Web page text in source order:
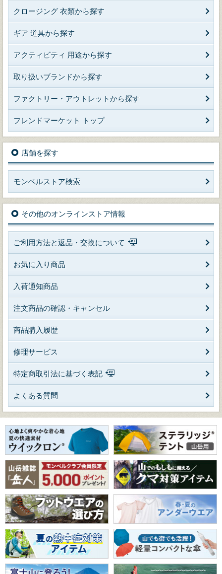
クロージング 衣類から探す
ギア 道具から探す
アクティビティ 用途から探す
取り扱いブランドから探す
ファクトリー・アウトレットから探す
フレンドマーケット トップ
店舗を探す
モンベルストア検索
その他のオンラインストア情報
ご利用方法と返品・交換について
お気に入り商品
入荷通知商品
注文商品の確認・キャンセル
商品購入履歴
修理サービス
特定商取引法に基づく表記
よくある質問